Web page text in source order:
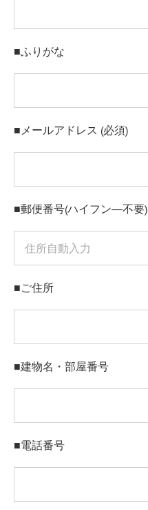
■ふりがな
■メールアドレス (必須)
■郵便番号(ハイフン―不要)
■ご住所
■建物名・部屋番号
■電話番号